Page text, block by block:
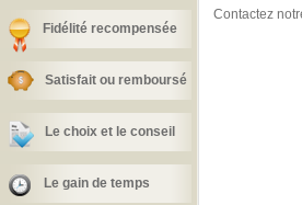
Fidélité recompensée
Satisfait ou remboursé
Le choix et le conseil
Le gain de temps
Contactez